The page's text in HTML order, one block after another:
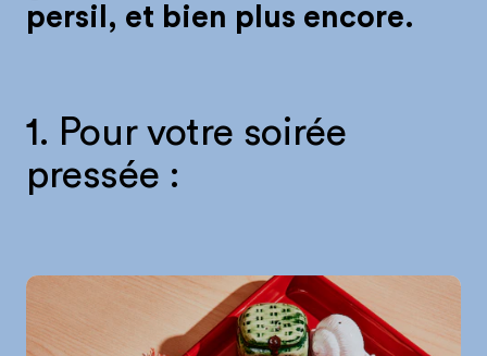
persil, et bien plus encore.
1. Pour votre soirée
pressée :